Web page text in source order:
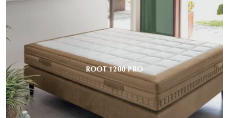
ROOT 1200 PRO